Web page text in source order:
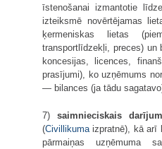
īstenošanai izmantotie
izteiksmē novērtējamas
ķermeniskas lietas
transportlīdzekļi, preces) un
koncesijas, licences,
prasījumi), ko uzņēmums
— bilances (ja tādu
7) saimnieciskais
(Civillikuma izpratnē), kā arī
pārmaiņas uzņēmuma